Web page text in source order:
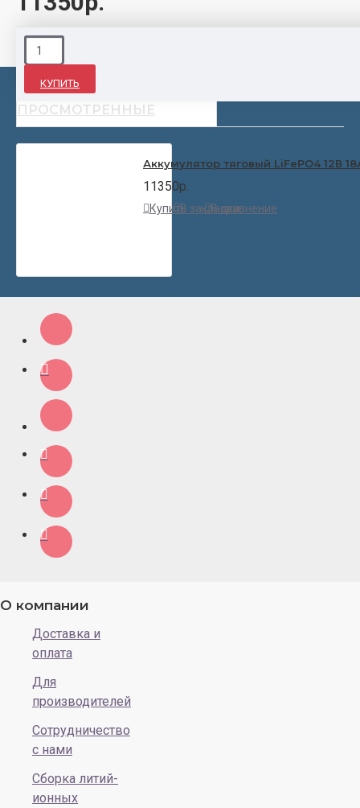
КУПИТЬ
НЕДАВНО
ПРОСМОТРЕННЫЕ
Аккумулятор тяговый LiFePO4 12В
11350р.
КупитьВ закладкиВ сравнение
О компании
Доставка и
оплата
Для
производителей
Сотрудничество
с нами
Сборка литий-
ионных